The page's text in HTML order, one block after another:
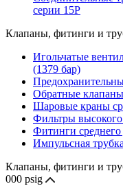
серии 15P
Клапаны, фитинги и
Игольчатые
(1379 бар)
Обратные
Шаровые краны
Фильтры
Фитинги
Импульсная
Клапаны, фитинги и
000 psig